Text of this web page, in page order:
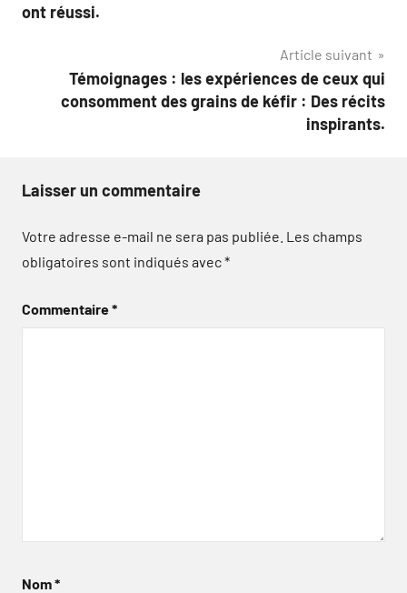
l’article
ont réussi.
Article suivant
Témoignages : les expériences de ceux qui
consomment des grains de kéfir : Des récits
inspirants.
Laisser un commentaire
Votre adresse e-mail ne sera pas publiée. Les champs
obligatoires sont indiqués avec*
Commentaire*
Nom*